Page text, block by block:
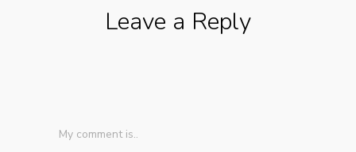
Leave a Reply
My comment is..